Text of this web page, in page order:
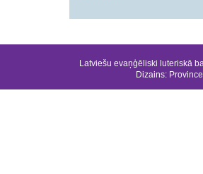
Latviešu evaņģēliski luteriskā
Dizains: